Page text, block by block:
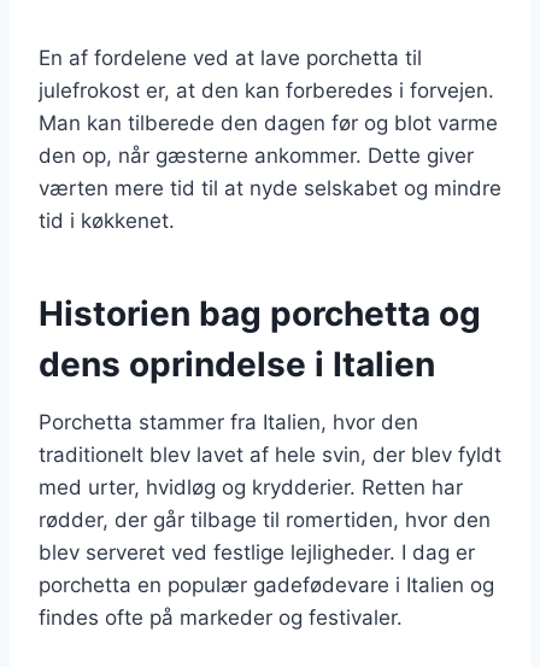
En af fordelene ved at lave porchetta til
julefrokost er, at den kan forberedes i forvejen.
Man kan tilberede den dagen før og blot varme
den op, når gæsterne ankommer. Dette giver
værten mere tid til at nyde selskabet og mindre
tid i køkkenet.
Historien bag porchetta og
dens oprindelse i Italien
Porchetta stammer fra Italien, hvor den
traditionelt blev lavet af hele svin, der blev fyldt
med urter, hvidløg og krydderier. Retten har
rødder, der går tilbage til romertiden, hvor den
blev serveret ved festlige lejligheder. I dag er
porchetta en populær gadefødevare i Italien og
findes ofte på markeder og festivaler.